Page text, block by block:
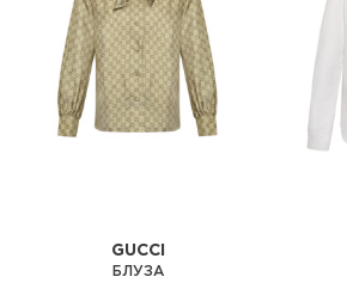
GUCCI
БЛУЗА